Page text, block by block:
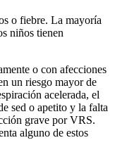
o fiebre. La mayoría
niños tienen
o con afecciones
un riesgo mayor de
acelerada, el
sed o apetito y la falta
grave por VRS.
alguno de estos